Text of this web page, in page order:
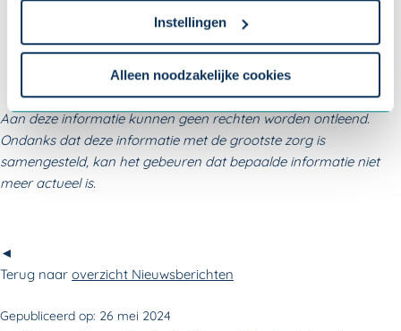
Om uw toestemmingsvoorkeur te wijzigen, klikt u op
Instellingen
Alleen noodzakelijke cookies
Invoeren van de activiteiten en medewerkers aanmoedigen
om deel te nemen;
Beoordelen van de activiteiten.
Aan deze informatie kunnen geen rechten worden ontleend.
Ondanks dat deze informatie met de grootste zorg is
samengesteld, kan het gebeuren dat bepaalde informatie niet
meer actueel is.
◄
Terug naar overzicht Nieuwsberichten
Gepubliceerd op: 26 mei 2024